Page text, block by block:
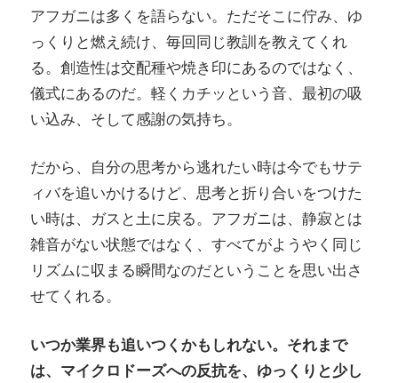
アフガニは多くを語らない。ただそこに佇み、ゆ
っくりと燃え続け、毎回同じ教訓を教えてくれ
る。創造性は交配種や焼き印にあるのではなく、
儀式にあるのだ。軽くカチッという音、最初の吸
い込み、そして感謝の気持ち。
だから、自分の思考から逃れたい時は今でもサテ
ィバを追いかけるけど、思考と折り合いをつけた
い時は、ガスと土に戻る。アフガニは、静寂とは
雑音がない状態ではなく、すべてがようやく同じ
リズムに収まる瞬間なのだということを思い出さ
せてくれる。
いつか業界も追いつくかもしれない。それまで
は、マイクロドーズへの反抗を、ゆっくりと少し